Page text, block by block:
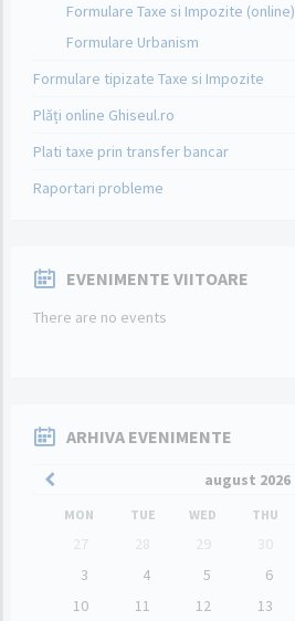
Formulare Taxe si Impozite (online)
Formulare Urbanism
Formulare tipizate Taxe si Impozite
Plăți online Ghiseul.ro
Plati taxe prin transfer bancar
Raportari probleme
EVENIMENTE VIITOARE
There are no events
ARHIVA EVENIMENTE
august 2026
Month
MON TUE WED THU
calendar
27 28 29 30
3
4 5 6
10
11 12 13